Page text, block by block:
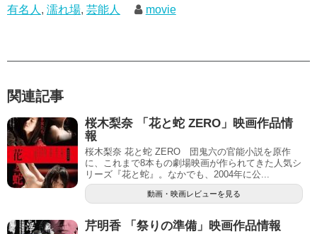
有名人 , 濡れ場, 芸能人 movie
関連記事
桜木梨奈 「花と蛇 ZERO」映画作品情
報
桜木梨奈 花と蛇 ZERO 団鬼六の官能小説を原作
に、これまで8本もの劇場映画が作られてきた人気シ
リーズ『花と蛇』。なかでも、2004年に公...
動画・映画レビューを見る
芹明香 「祭りの準備」映画作品情報